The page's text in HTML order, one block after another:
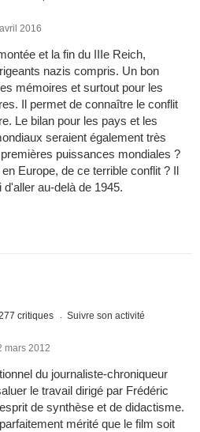
2016
et la fin du IIIe Reich,
nazis compris. Un bon
mémoires et surtout pour les
Il permet de connaître le conflit
Le bilan pour les pays et les
seraient également très
puissances mondiales ?
Europe, de ce terrible conflit ? Il
au-delà de 1945.
critiques Suivre son activité
mars 2012
du journaliste-chroniqueur
le travail dirigé par Frédéric
de synthèse et de didactisme.
mérité que le film soit